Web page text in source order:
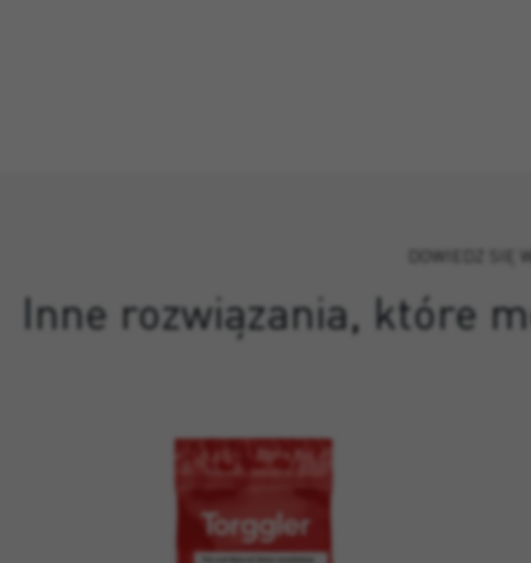
DOWIEDZ SIĘ
Inne rozwiązania, które